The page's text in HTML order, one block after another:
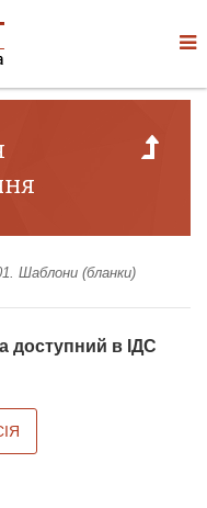
Шаблони (бланки)
доступний в ІДС